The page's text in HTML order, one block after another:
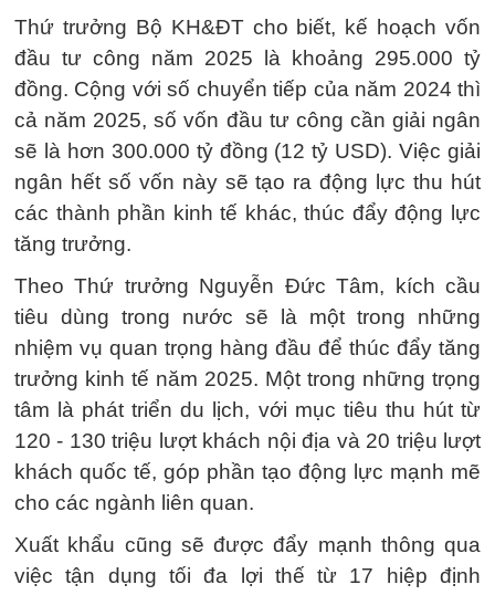
Thứ trưởng Bộ KH&ĐT cho biết, kế hoạch vốn
đầu tư công năm 2025 là khoảng 295.000 tỷ
đồng. Cộng với số chuyển tiếp của năm 2024 thì
cả năm 2025, số vốn đầu tư công cần giải ngân
sẽ là hơn 300.000 tỷ đồng (12 tỷ USD). Việc giải
ngân hết số vốn này sẽ tạo ra động lực thu hút
các thành phần kinh tế khác, thúc đẩy động lực
tăng trưởng.
Theo Thứ trưởng Nguyễn Đức Tâm, kích cầu
tiêu dùng trong nước sẽ là một trong những
nhiệm vụ quan trọng hàng đầu để thúc đẩy tăng
trưởng kinh tế năm 2025. Một trong những trọng
tâm là phát triển du lịch, với mục tiêu thu hút từ
120 - 130 triệu lượt khách nội địa và 20 triệu lượt
khách quốc tế, góp phần tạo động lực mạnh mẽ
cho các ngành liên quan.
Xuất khẩu cũng sẽ được đẩy mạnh thông qua
việc tận dụng tối đa lợi thế từ 17 hiệp định